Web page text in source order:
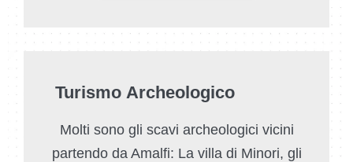
Turismo Archeologico
Molti sono gli scavi archeologici vicini
partendo da Amalfi: La villa di Minori, gli